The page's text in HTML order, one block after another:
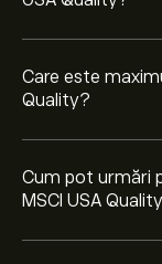
Care este
Quality?
Cum pot urmări
MSCI USA